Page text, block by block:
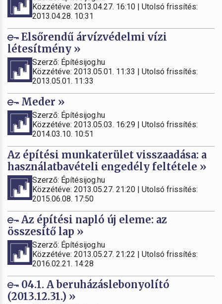
Közzétéve: 2013.04.27. 16:10 | Utolsó frissítés:
2013.04.28. 10:31
Elsőrendű árvízvédelmi vízi
létesítmény »
Szerző: Építésijog.hu
Közzétéve: 2013.05.01. 11:33 | Utolsó frissítés:
2013.05.01. 11:33
Meder »
Szerző: Építésijog.hu
Közzétéve: 2013.05.03. 16:29 | Utolsó frissítés:
2014.03.10. 10:51
Az építési munkaterület visszaadása: a
használatbavételi engedély feltétele »
Szerző: Építésijog.hu
Közzétéve: 2013.05.27. 21:20 | Utolsó frissítés:
2015.06.08. 17:50
Az építési napló új eleme: az
összesítő lap »
Szerző: Építésijog.hu
Közzétéve: 2013.05.27. 21:22 | Utolsó frissítés:
2016.02.21. 14:28
04.1. A beruházáslebonyolító
(2013.12.31.) »